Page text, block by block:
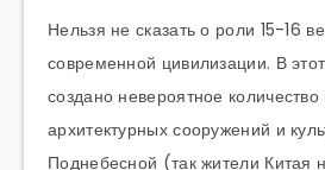
Нельзя не сказать о роли 15-16
современной цивилизации. В
создано невероятное
архитектурных сооружений и
Поднебесной (так жители Китая